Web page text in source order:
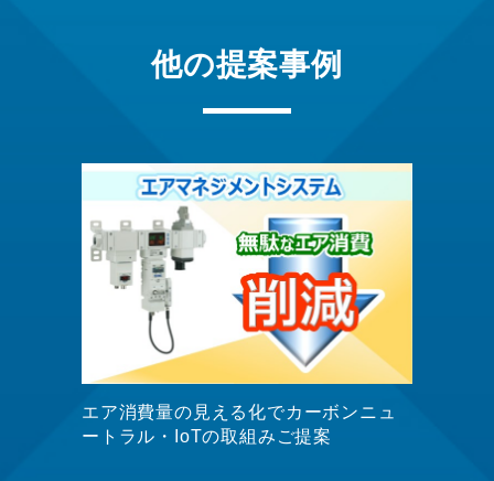
他の提案事例
エア消費量の見える化でカーボンニュ
ートラル・IoTの取組みご提案